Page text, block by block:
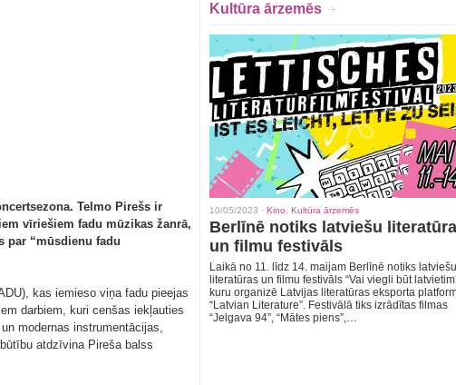
Telmo Pirešs ir
vīriešiem fadu mūzikas žanrā,
par “mūsdienu fadu
kas iemieso viņa fadu pieejas
darbiem, kuri cenšas iekļauties
modernas instrumentācijas,
atdzīvina Pireša balss
Kultūra ārzemēs
10/05/2023 · Kino Kultūra ārzemēs
Berlīnē notiks latviešu
un filmu festivāls
Laikā no 11. līdz 14. maijam Berlīnē notiks latviešu
literatūras un filmu festivāls “Vai viegli būt
kuru organizē Latvijas literatūras eksporta
“Latvian Literature”. Festivālā tiks izrādītas filmas
“Jelgava 94”, “Mātes piens”,…